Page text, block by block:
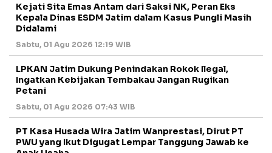
Kejati Sita Emas Antam dari Saksi NK, Peran Eks
Kepala Dinas ESDM Jatim dalam Kasus Pungli Masih
Didalami
Sabtu, 01 Agu 2026 12:19 WIB
LPKAN Jatim Dukung Penindakan Rokok Ilegal,
Ingatkan Kebijakan Tembakau Jangan Rugikan
Petani
Sabtu, 01 Agu 2026 07:43 WIB
PT Kasa Husada Wira Jatim Wanprestasi, Dirut PT
PWU yang Ikut Digugat Lempar Tanggung Jawab ke